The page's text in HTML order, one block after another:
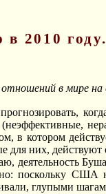
в 2010
в мире
в котором
для них,
деятельность
поскольку США
глупыми